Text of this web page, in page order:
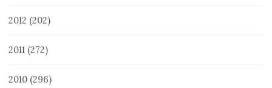
2012 (202)
2011 (272)
2010 (296)